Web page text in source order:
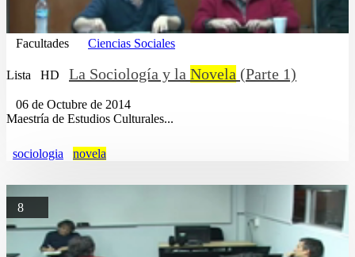
Facultades Ciencias Sociales
Lista HD La Sociología y la Novela (Parte 1)
06 de Octubre de 2014
Maestría de Estudios Culturales...
sociologia novela
8